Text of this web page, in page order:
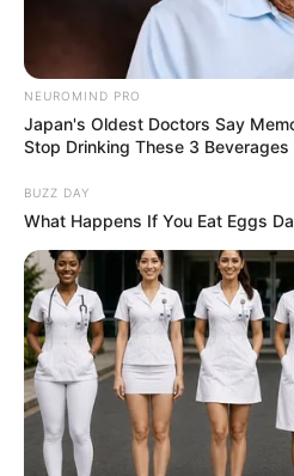
NEUROMIND PRO
Japan's Oldest Doctors Say
Stop Drinking These 3 Beverages
BUZZ DAY
What Happens If You Eat Eggs